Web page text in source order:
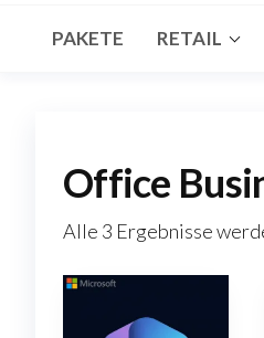
Handel
Preiswert
PAKETE RETAIL
Office
Alle 3 Ergebnisse